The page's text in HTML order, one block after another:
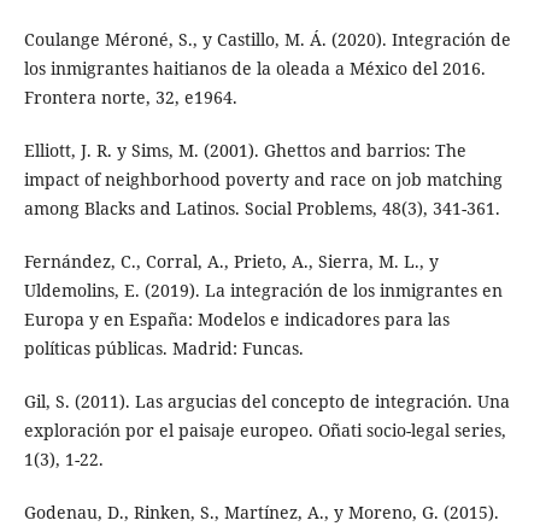
Coulange Méroné, S., y Castillo, M. Á. (2020). Integración de
los inmigrantes haitianos de la oleada a México del 2016.
Frontera norte, 32, e1964.
Elliott, J. R. y Sims, M. (2001). Ghettos and barrios: The
impact of neighborhood poverty and race on job matching
among Blacks and Latinos. Social Problems, 48(3), 341-361.
Fernández, C., Corral, A., Prieto, A., Sierra, M. L., y
Uldemolins, E. (2019). La integración de los inmigrantes en
Europa y en España: Modelos e indicadores para las
políticas públicas. Madrid: Funcas.
Gil, S. (2011). Las argucias del concepto de integración. Una
exploración por el paisaje europeo. Oñati socio-legal series,
1(3), 1-22.
Godenau, D., Rinken, S., Martínez, A., y Moreno, G. (2015).